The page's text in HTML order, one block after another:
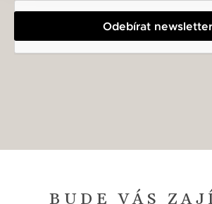
Odebírat newsletter
BUDE VÁS